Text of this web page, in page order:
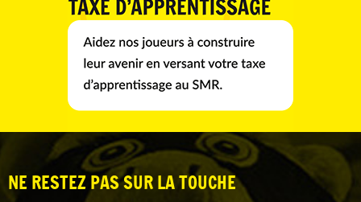
NE RESTEZ PAS SUR LA TOUCHE